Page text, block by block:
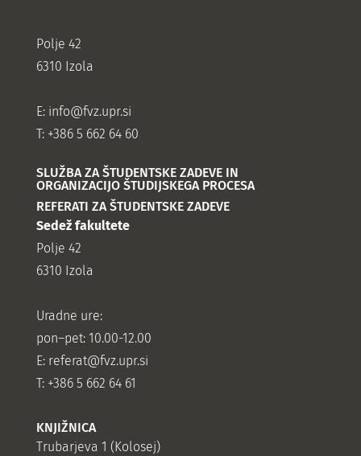
Polje 42
6310 Izola
E: info@fvz.upr.si
T: +386 5 662 64 60
SLUŽBA ZA ŠTUDENTSKE ZADEVE IN
ORGANIZACIJO ŠTUDIJSKEGA PROCESA
REFERATI ZA ŠTUDENTSKE ZADEVE
Sedež fakultete
Polje 42
6310 Izola
Uradne ure:
pon–pet: 10.00-12.00
E: referat@fvz.upr.si
T: +386 5 662 64 61
KNJIŽNICA
Trubarjeva 1 (Kolosej)